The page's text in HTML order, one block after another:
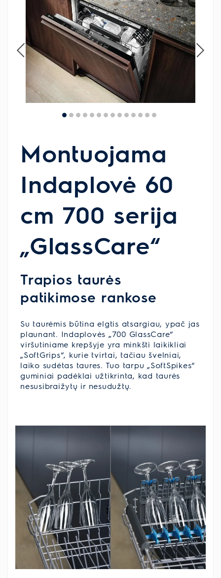
Montuojama
Indaplovė 60
cm 700 serija
„GlassCare“
Trapios taurės
patikimose rankose
Su taurėmis būtina elgtis atsargiau, ypač jas
plaunant. Indaplovės „700 GlassCare“
viršutiniame krepšyje yra minkšti laikikliai
„SoftGrips“, kurie tvirtai, tačiau švelniai,
laiko sudėtas taures. Tuo tarpu „SoftSpikes“
guminiai padėklai užtikrinta, kad taurės
nesusibraižytų ir nesudužtų.